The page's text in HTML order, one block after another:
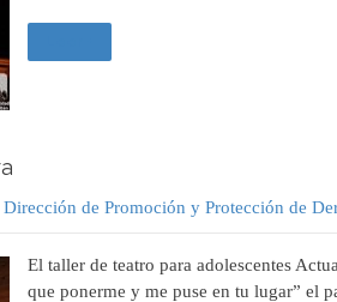
Dirección de Promoción y Protección de
El taller de teatro para adolescentes
que ponerme y me puse en tu lugar” el